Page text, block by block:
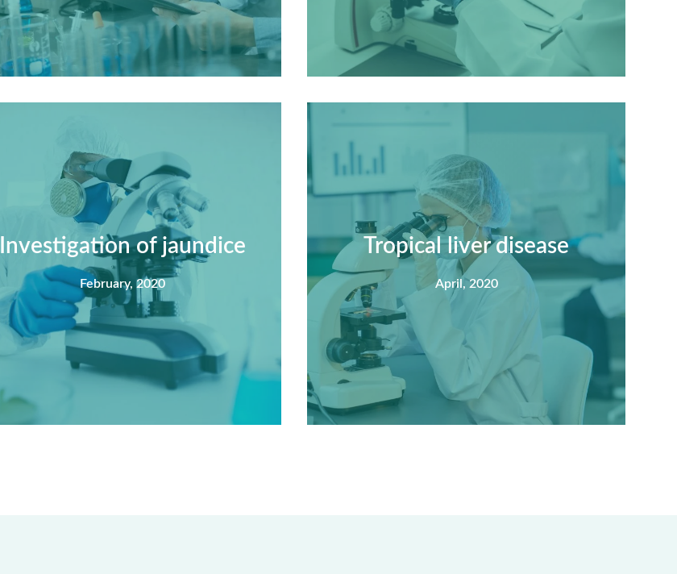
Nec mattis nibh dignissim sapien phasellus
nisi feugiat si hac consequat. Vivamus
vestibulum enim luctus risus dignissim mollis
non pretium.
View Detail
Summary
Nec mattis nibh dignissim sapien phasellus
nisi feugiat si hac consequat. Vivamus
vestibulum enim luctus risus dignissim mollis
non pretium.
View Detail
Investigation of jaundice
February, 2020
Tropical liver disease
April, 2020